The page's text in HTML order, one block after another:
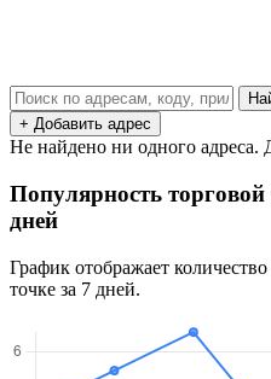
+ Добавить адрес
Не найдено ни одного адреса.
Популярность торговой
дней
График отображает
точке за 7 дней.